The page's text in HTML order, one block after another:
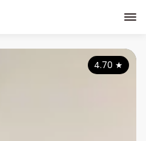
4.70 ★